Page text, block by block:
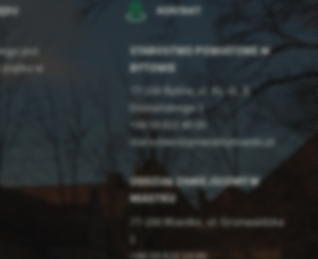
jest
piątku w
KONTAKT
STAROSTWO POWIATOWE W
BYTOWIE
77-100 Bytów, ul. Ks. dr. B.
Domańskiego 2
+48 59 822 80 00
starostwo@powiatbytowski.pl
ODDZIAŁ ZAMIEJSCOWY W
MIASTKU
77-200 Miastko, ul. Grunwaldzka
+48 59 822 14 00